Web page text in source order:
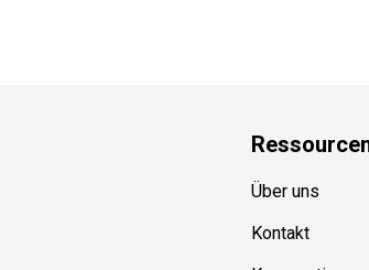
Ressource
Über uns
Kontakt